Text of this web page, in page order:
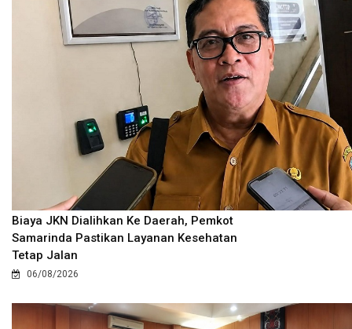
Biaya JKN Dialihkan Ke Daerah, Pemkot
Samarinda Pastikan Layanan Kesehatan
Tetap Jalan
06/08/2026